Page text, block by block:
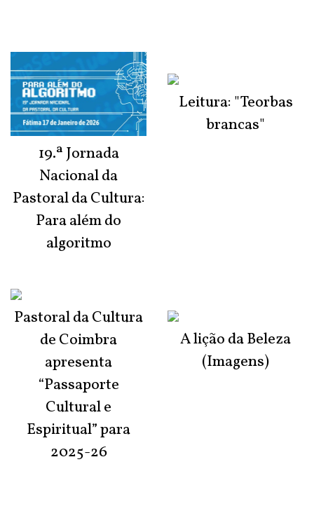
19.ª Jornada
Nacional da
Pastoral da Cultura:
Para além do
algoritmo
Pastoral da Cultura
de Coimbra
apresenta
“Passaporte
Cultural e
Espiritual” para
2025-26
Leitura: "Teorbas
brancas"
A lição da Beleza
(Imagens)